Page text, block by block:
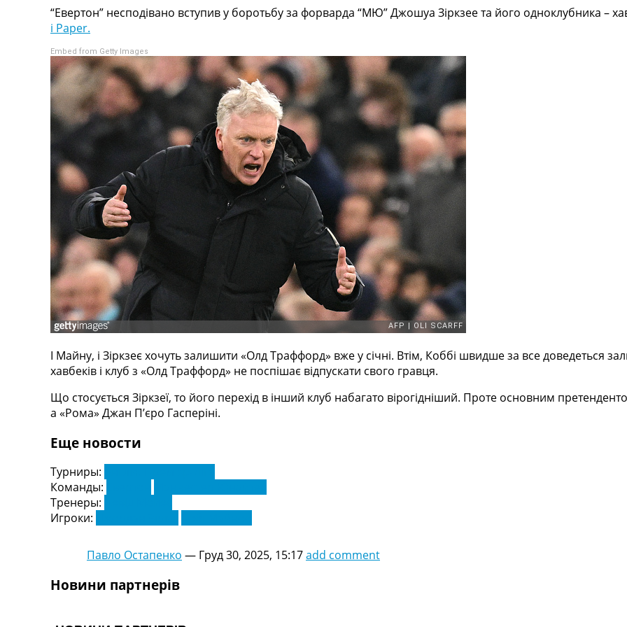
Турніри
Україна. Прем’єр-Ліга
Україна. Перша Ліга
Ліга Чемпіонів
Англія. Прем’єр-Ліга
Іспанія. Ла Ліга
Ще Турніри >>>
Таблиці
Чемпіонат Світу. Турнирні таблиці
Таблиця УПЛ
Перша Ліга
Таблиця АПЛ
Таблиця Ла Ліги
Таблиця Ліги Чемпіонів
Всі таблиці >>>
Рейтинги
Рейтинг країн УЄФА
Рейтинг клубів УЄФА
Рейтинг ФІФА
Телепрограма
UA
Categories
Головна
Новини футболу
Конкурс прогнозів
Рейтінги
Правила
Колективний прогноз
Турніри
Україна. Прем’єр-Ліга
“Евертон” несподівано вступив у боротьбу за форварда “МЮ” Джошуа Зіркзее та його одноклубника –
i Paper.
Embed from Getty Images
І Майну, і Зіркзеє хочуть залишити «Олд Траффорд» вже у січні. Втім, Коббі швидше за все доведеться
хавбеків і клуб з «Олд Траффорд» не поспішає відпускати свого гравця.
Що стосується Зіркзеї, то його перехід в інший клуб набагато вірогідніший. Проте основним
а «Рома» Джан П’єро Гасперіні.
Еще новости
Турниры:
Команды:
Тренеры:
Игроки:
Павло Остапенко — Груд 30, 2025, 15:17add comment
Новини партнерів